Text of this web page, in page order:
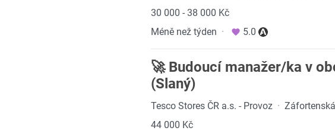
30 000 - 38 000 Kč
Méně než týden · 5.0
🚀 Budoucí manažer/ka v
(Slaný)
Tesco Stores ČR a.s. - Provoz ·
44 000 Kč